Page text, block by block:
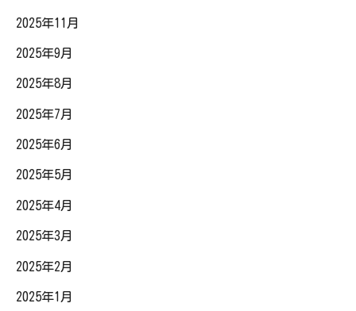
2025年11月
2025年9月
2025年8月
2025年7月
2025年6月
2025年5月
2025年4月
2025年3月
2025年2月
2025年1月